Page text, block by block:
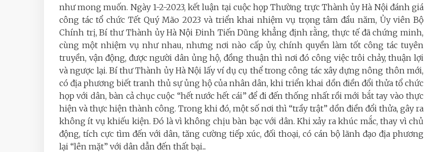
như mong muốn. Ngày 1-2-2023, kết luận tại cuộc họp Thường trực Thành ủy Hà Nội đánh giá
công tác tổ chức Tết Quý Mão 2023 và triển khai nhiệm vụ trọng tâm đầu năm, Ủy viên Bộ
Chính trị, Bí thư Thành ủy Hà Nội Đinh Tiến Dũng khẳng định rằng, thực tế đã chứng minh,
cùng một nhiệm vụ như nhau, nhưng nơi nào cấp ủy, chính quyền làm tốt công tác tuyên
truyền, vận động, được người dân ủng hộ, đồng thuận thì nơi đó công việc trôi chảy, thuận lợi
và ngược lại. Bí thư Thành ủy Hà Nội lấy ví dụ cụ thể trong công tác xây dựng nông thôn mới,
có địa phương biết tranh thủ sự ủng hộ của nhân dân, khi triển khai dồn điền đổi thửa tổ chức
họp với dân, bàn cả chục cuộc “hết nước hết cái” để đi đến thống nhất rồi mới bắt tay vào thực
hiện và thực hiện thành công. Trong khi đó, một số nơi thì “trầy trật” dồn điền đổi thửa, gây ra
không ít vụ khiếu kiện. Đó là vì không chịu bàn bạc với dân. Khi xảy ra khúc mắc, thay vì chủ
động, tích cực tìm đến với dân, tăng cường tiếp xúc, đối thoại, có cán bộ lãnh đạo địa phương
lại “lên mặt” với dân dẫn đến thất bại...